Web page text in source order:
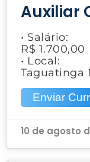
Auxiliar
• Salário:
R$ 1.700,00
• Local:
Taguatinga
Enviar
10 de agosto